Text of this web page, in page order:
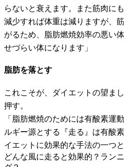
らないと衰えます。また筋肉に
減少すれば体重は減りますが、
がるため、脂肪燃焼効率の悪い
せづらい体になります」
脂肪を落とす
これこそが、ダイエットの望ま
押す。
「脂肪燃焼のためには有酸素運
ルギー源とする『走る』は有酸
イエットに効果的な手法の一つと
どんな風に走ると効果的？ラン